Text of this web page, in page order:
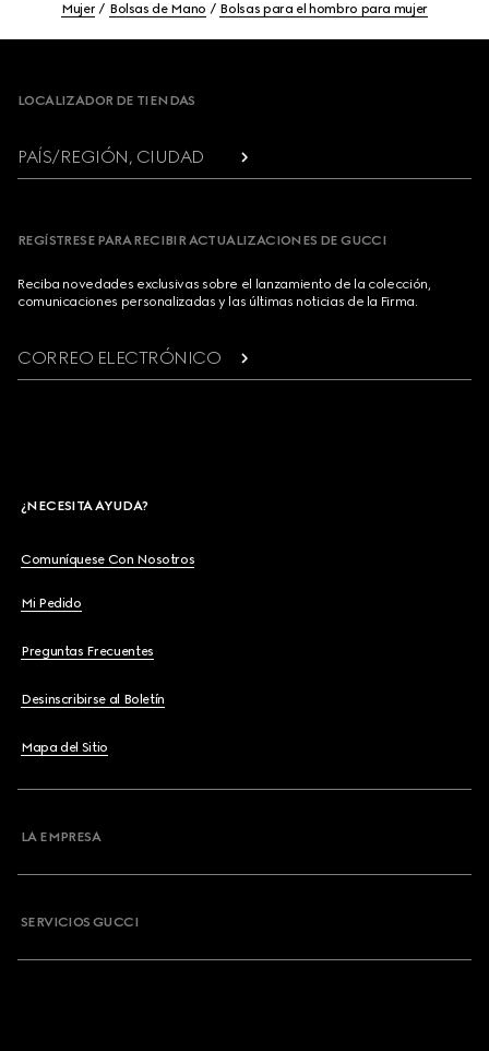
Mujer Bolsas de Mano Bolsas para el hombro para mujer
LOCALIZADOR DE TIENDAS
PAÍS/REGIÓN, CIUDAD
REGÍSTRESE PARA RECIBIR ACTUALIZACIONES DE GUCCI
Reciba novedades exclusivas sobre el lanzamiento de la colección,
comunicaciones personalizadas y las últimas noticias de la Firma.
CORREO ELECTRÓNICO
¿NECESITA AYUDA?
Comuníquese Con Nosotros
Mi Pedido
Preguntas Frecuentes
Desinscribirse al Boletín
Mapa del Sitio
LA EMPRESA
SERVICIOS GUCCI